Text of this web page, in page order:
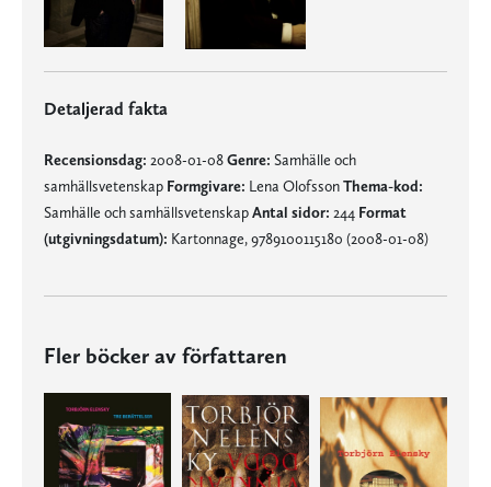
Detaljerad fakta
Recensionsdag: 2008-01-08Genre: Samhälle och
samhällsvetenskap Formgivare: Lena OlofssonThema-kod:
Samhälle och samhällsvetenskapAntal sidor: 244 Format
(utgivningsdatum): Kartonnage, 9789100115180 (2008-01-08)
Fler böcker av författaren